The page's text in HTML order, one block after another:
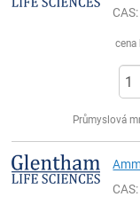
CAS:
cena
Průmyslová
CAS: